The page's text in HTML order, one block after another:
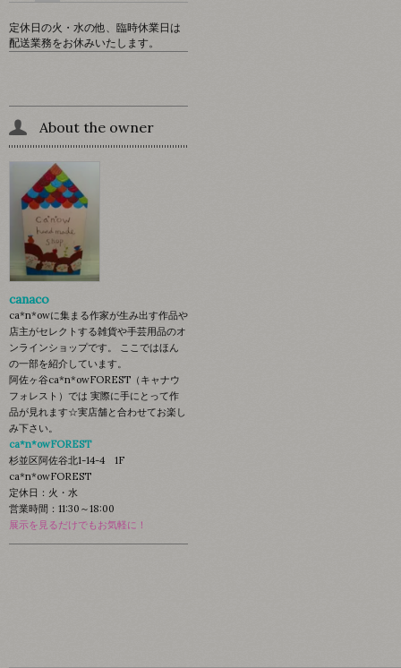
定休日の火・水の他、臨時休業日は
配送業務をお休みいたします。
About the owner
canaco
ca*n*owに集まる作家が生み出す作品や
店主がセレクトする雑貨や手芸用品のオ
ンラインショップです。 ここではほん
の一部を紹介しています。
阿佐ヶ谷ca*n*owFOREST（キャナウ
フォレスト）では 実際に手にとって作
品が見れます☆実店舗と合わせてお楽し
み下さい。
ca*n*owFOREST
杉並区阿佐谷北1-14-4 1F
ca*n*owFOREST
定休日：火・水
営業時間：11:30～18:00
展示を見るだけでもお気軽に！